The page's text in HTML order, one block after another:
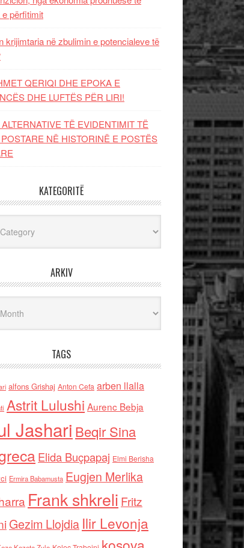
përfitimit
krijimtaria në zbulimin e potencialeve të
QERIQI DHE EPOKA E
DHE LUFTЁS PЁR LIRI!
TË EVIDENTIMIT TË
NË HISTORINË E POSTËS
KATEGORITË
ARKIV
TAGS
alfons Grishaj Anton Cefa arben llalla
Astrit Lulushi Aurenc Bebja
Jashari Beqir Sina
Elida Buçpapaj Elmi Berisha
Ermira Babamusta Eugjen Merlika
Frank shkreli Fritz
Gezim Llojdia Ilir Levonja